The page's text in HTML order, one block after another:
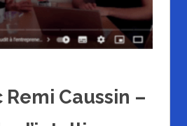
Caussin –